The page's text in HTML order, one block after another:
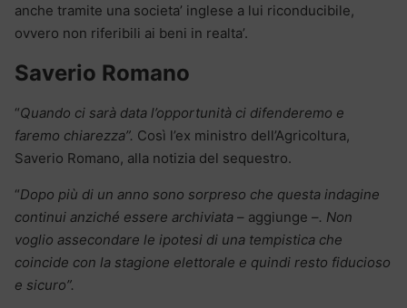
anche tramite una societa’ inglese a lui riconducibile,
ovvero non riferibili ai beni in realta’.
Saverio Romano
“Quando ci sarà data l’opportunità ci difenderemo e
faremo chiarezza”. Così l’ex ministro dell’Agricoltura,
Saverio Romano, alla notizia del sequestro.
“Dopo più di un anno sono sorpreso che questa indagine
continui anziché essere archiviata – aggiunge –. Non
voglio assecondare le ipotesi di una tempistica che
coincide con la stagione elettorale e quindi resto fiducioso
e sicuro”.